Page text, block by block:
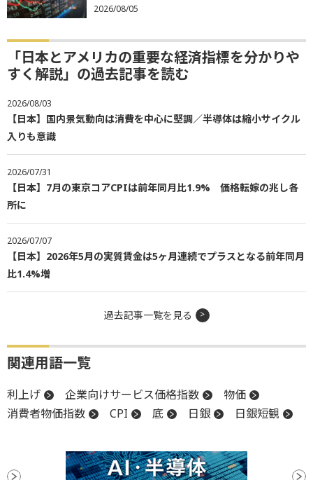
2026/08/05
「日本とアメリカの重要な経済指標を分かりや
すく解説」の過去記事を読む
2026/08/03
【日本】国内景気動向は消費を中心に堅調／半導体は縮小サイクル
入りも意識
2026/07/31
【日本】7月の東京コアCPIは前年同月比1.9% 価格転嫁の兆し各
所に
2026/07/07
【日本】2026年5月の実質賃金は5ヶ月連続でプラスとなる前年同月
比1.4%増
過去記事一覧を見る
関連用語一覧
利上げ 企業向けサービス価格指数
物価
消費者物価指数
CPI 底 日銀 日銀短観